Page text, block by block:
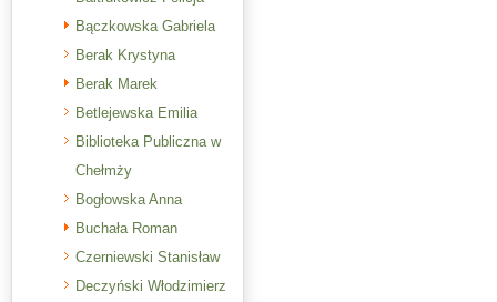
Bączkowska Gabriela
Berak Krystyna
Berak Marek
Betlejewska Emilia
Biblioteka Publiczna w
Chełmży
Bogłowska Anna
Buchała Roman
Czerniewski Stanisław
Deczyński Włodzimierz